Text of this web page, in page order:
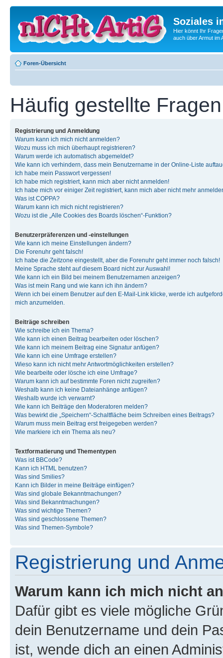
Soziales
Hier könnt Ihr
auch über Armut im
Foren-Übersicht
Häufig gestellte Fragen
Registrierung und Anmeldung
Warum kann ich mich nicht anmelden?
Wozu muss ich mich überhaupt registrieren?
Warum werde ich automatisch abgemeldet?
Wie kann ich verhindern, dass mein Benutzername in der Online-Liste
Ich habe mein Passwort vergessen!
Ich habe mich registriert, kann mich aber nicht anmelden!
Ich habe mich vor einiger Zeit registriert, kann mich aber nicht mehr
Was ist COPPA?
Warum kann ich mich nicht registrieren?
Wozu ist die „Alle Cookies des Boards löschen“-Funktion?
Benutzerpräferenzen und -einstellungen
Wie kann ich meine Einstellungen ändern?
Die Forenuhr geht falsch!
Ich habe die Zeitzone eingestellt, aber die Forenuhr geht immer noch falsch!
Meine Sprache steht auf diesem Board nicht zur Auswahl!
Wie kann ich ein Bild bei meinem Benutzernamen anzeigen?
Was ist mein Rang und wie kann ich ihn ändern?
Wenn ich bei einem Benutzer auf den E-Mail-Link klicke, werde ich
mich anzumelden.
Beiträge schreiben
Wie schreibe ich ein Thema?
Wie kann ich einen Beitrag bearbeiten oder löschen?
Wie kann ich meinem Beitrag eine Signatur anfügen?
Wie kann ich eine Umfrage erstellen?
Wieso kann ich nicht mehr Antwortmöglichkeiten erstellen?
Wie bearbeite oder lösche ich eine Umfrage?
Warum kann ich auf bestimmte Foren nicht zugreifen?
Weshalb kann ich keine Dateianhänge anfügen?
Weshalb wurde ich verwarnt?
Wie kann ich Beiträge den Moderatoren melden?
Was bewirkt die „Speichern“-Schaltfläche beim Schreiben eines Beitrags?
Warum muss mein Beitrag erst freigegeben werden?
Wie markiere ich ein Thema als neu?
Textformatierung und Thementypen
Was ist BBCode?
Kann ich HTML benutzen?
Was sind Smilies?
Kann ich Bilder in meine Beiträge einfügen?
Was sind globale Bekanntmachungen?
Was sind Bekanntmachungen?
Was sind wichtige Themen?
Was sind geschlossene Themen?
Was sind Themen-Symbole?
Registrierung und
Warum kann ich mich nicht
Dafür gibt es viele mögliche
dein Benutzername und dein
ist, wende dich an einen